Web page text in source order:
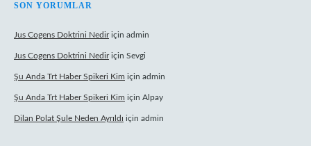
SON YORUMLAR
Jus Cogens Doktrini Nediriçin admin
Jus Cogens Doktrini Nediriçin Sevgi
Şu Anda Trt Haber Spikeri Kim için admin
Şu Anda Trt Haber Spikeri Kim için Alpay
Dilan Polat Şule Neden Ayrıldı için admin